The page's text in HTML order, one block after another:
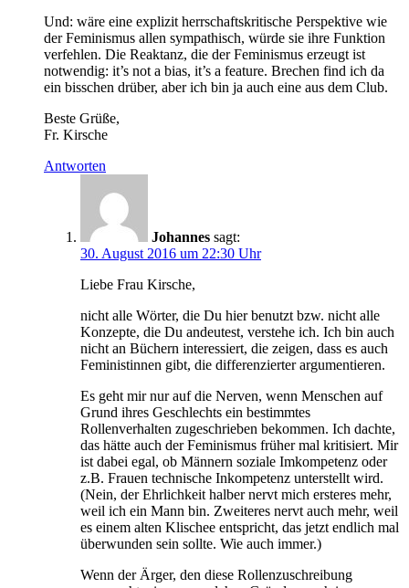
Und: wäre eine explizit herrschaftskritische Perspektive wie
der Feminismus allen sympathisch, würde sie ihre Funktion
verfehlen. Die Reaktanz, die der Feminismus erzeugt ist
notwendig: it’s not a bias, it’s a feature. Brechen find ich da
ein bisschen drüber, aber ich bin ja auch eine aus dem Club.
Beste Grüße,
Fr. Kirsche
Antworten
Johannes sagt:
30. August 2016 um 22:30 Uhr
Liebe Frau Kirsche,
nicht alle Wörter, die Du hier benutzt bzw. nicht alle
Konzepte, die Du andeutest, verstehe ich. Ich bin auch
nicht an Büchern interessiert, die zeigen, dass es auch
Feministinnen gibt, die differenzierter argumentieren.
Es geht mir nur auf die Nerven, wenn Menschen auf
Grund ihres Geschlechts ein bestimmtes
Rollenverhalten zugeschrieben bekommen. Ich dachte,
das hätte auch der Feminismus früher mal kritisiert. Mir
ist dabei egal, ob Männern soziale Imkompetenz oder
z.B. Frauen technische Inkompetenz unterstellt wird.
(Nein, der Ehrlichkeit halber nervt mich ersteres mehr,
weil ich ein Mann bin. Zweiteres nervt auch mehr, weil
es einem alten Klischee entspricht, das jetzt endlich mal
überwunden sein sollte. Wie auch immer.)
Wenn der Ärger, den diese Rollenzuschreibung